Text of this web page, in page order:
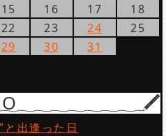
15 16 17
18
22 23 24
25
29 30
31
出逢った日